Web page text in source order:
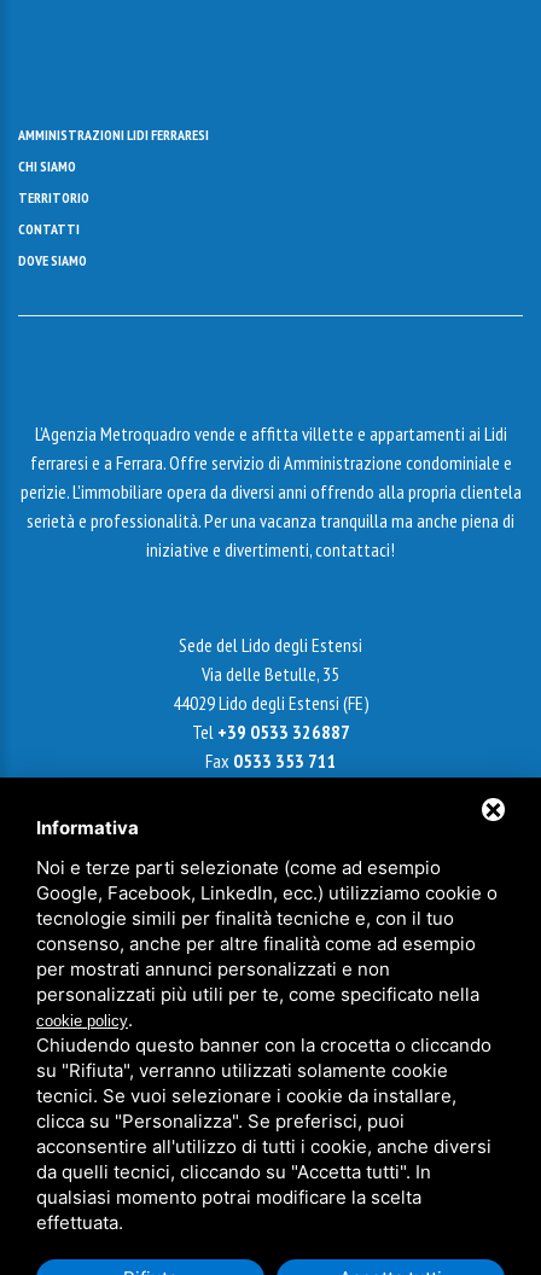
AMMINISTRAZIONI LIDI FERRARESI
CHI SIAMO
TERRITORIO
CONTATTI
DOVE SIAMO
L’Agenzia Metroquadro vende e affitta villette e appartamenti ai Lidi
ferraresi e a Ferrara. Offre servizio di Amministrazione condominiale e
perizie. L'immobiliare opera da diversi anni offrendo alla propria clientela
serietà e professionalità. Per una vacanza tranquilla ma anche piena di
iniziative e divertimenti, contattaci!
Sede del Lido degli Estensi
Via delle Betulle, 35
44029 Lido degli Estensi (FE)
Tel +39 0533 326887
Fax 0533 353 711
Sede di Ferrara
Via Cairoli, 18 - 44121 Ferrara
Cell+39 338 9799921
Tel+39 0532 241180
ferrara@agenziametroquadro.it
P.IVA 01413830389
Privacy
Legal
Sitemap
Informativa
Noi e terze parti selezionate (come ad esempio
Google, Facebook, LinkedIn, ecc.) utilizziamo cookie o
tecnologie simili per finalità tecniche e, con il tuo
consenso, anche per altre finalità come ad esempio
per mostrati annunci personalizzati e non
personalizzati più utili per te, come specificato nella
cookie policy.
Chiudendo questo banner con la crocetta o cliccando
su "Rifiuta", verranno utilizzati solamente cookie
tecnici. Se vuoi selezionare i cookie da installare,
clicca su "Personalizza". Se preferisci, puoi
acconsentire all'utilizzo di tutti i cookie, anche diversi
da quelli tecnici, cliccando su "Accetta tutti". In
qualsiasi momento potrai modificare la scelta
effettuata.